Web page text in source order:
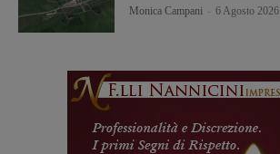
Monica Campani 6 Agosto 2026